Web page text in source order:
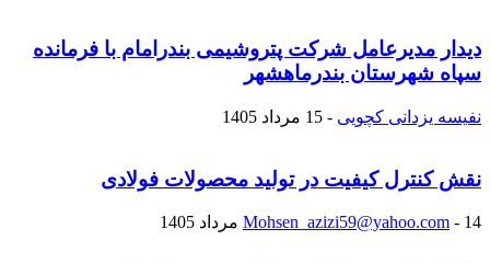
دیدار مدیرعامل شرکت پتروشیمی بندرامام با فرمانده
سپاه شهرستان بندرماهشهر
نفیسه یزدانی کچویی - 15 مرداد 1405
نقش کنترل کیفیت در تولید محصولات فولادی
Mohsen_azizi59@yahoo.com - 14 مرداد 1405